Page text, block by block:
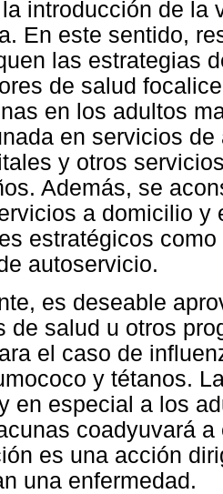
introducción de la
En este sentido,
las estrategias
de salud
en los adultos
en servicios
y otros
Además, se
a domicilio y
estratégicos
autoservicio.
es deseable
de salud u otros
el caso de
y tétanos.
en especial a los
coadyuvará
es una acción
una enfermedad.